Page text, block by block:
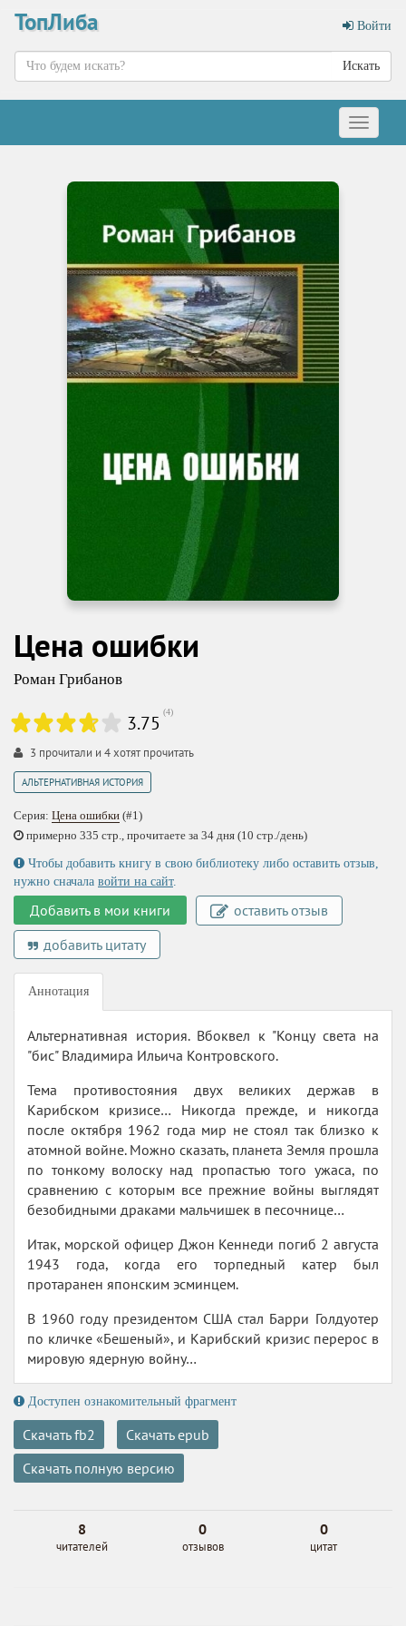
ТопЛиба Войти
Искать
Меню
Цена ошибки
Роман Грибанов
3.75 (4)
3 прочитали и 4хотят прочитать
АЛЬТЕРНАТИВНАЯ ИСТОРИЯ
Серия: Цена ошибки (#1)
примерно 335 стр., прочитаете за 34 дня (10 стр./день)
Чтобы добавить книгу в свою библиотеку либо оставить отзыв,
нужно сначала войти на сайт.
Добавить в мои книги
оставить отзыв
добавить цитату
Аннотация
Альтернативная история. Вбоквел к "Концу света на
"бис" Владимира Ильича Контровского.
Тема противостояния двух великих держав в
Карибском кризисе… Никогда прежде, и никогда
после октября 1962 года мир не стоял так близко к
атомной войне. Можно сказать, планета Земля прошла
по тонкому волоску над пропастью того ужаса, по
сравнению с которым все прежние войны выглядят
безобидными драками мальчишек в песочнице…
Итак, морской офицер Джон Кеннеди погиб 2 августа
1943 года, когда его торпедный катер был
протаранен японским эсминцем.
В 1960 году президентом США стал Барри Голдуотер
по кличке «Бешеный», и Карибский кризис перерос в
мировую ядерную войну…
Доступен ознакомительный фрагмент
Скачать fb2
Скачать epub
Скачать полную версию
8
читателей
0
отзывов
0
цитат